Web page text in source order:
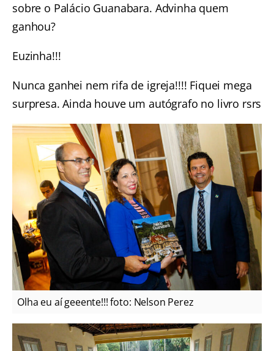
sobre o Palácio Guanabara. Advinha quem
ganhou?
Euzinha!!!
Nunca ganhei nem rifa de igreja!!!! Fiquei mega
surpresa. Ainda houve um autógrafo no livro rsrs
Olha eu aí geeente!!! foto: Nelson Perez